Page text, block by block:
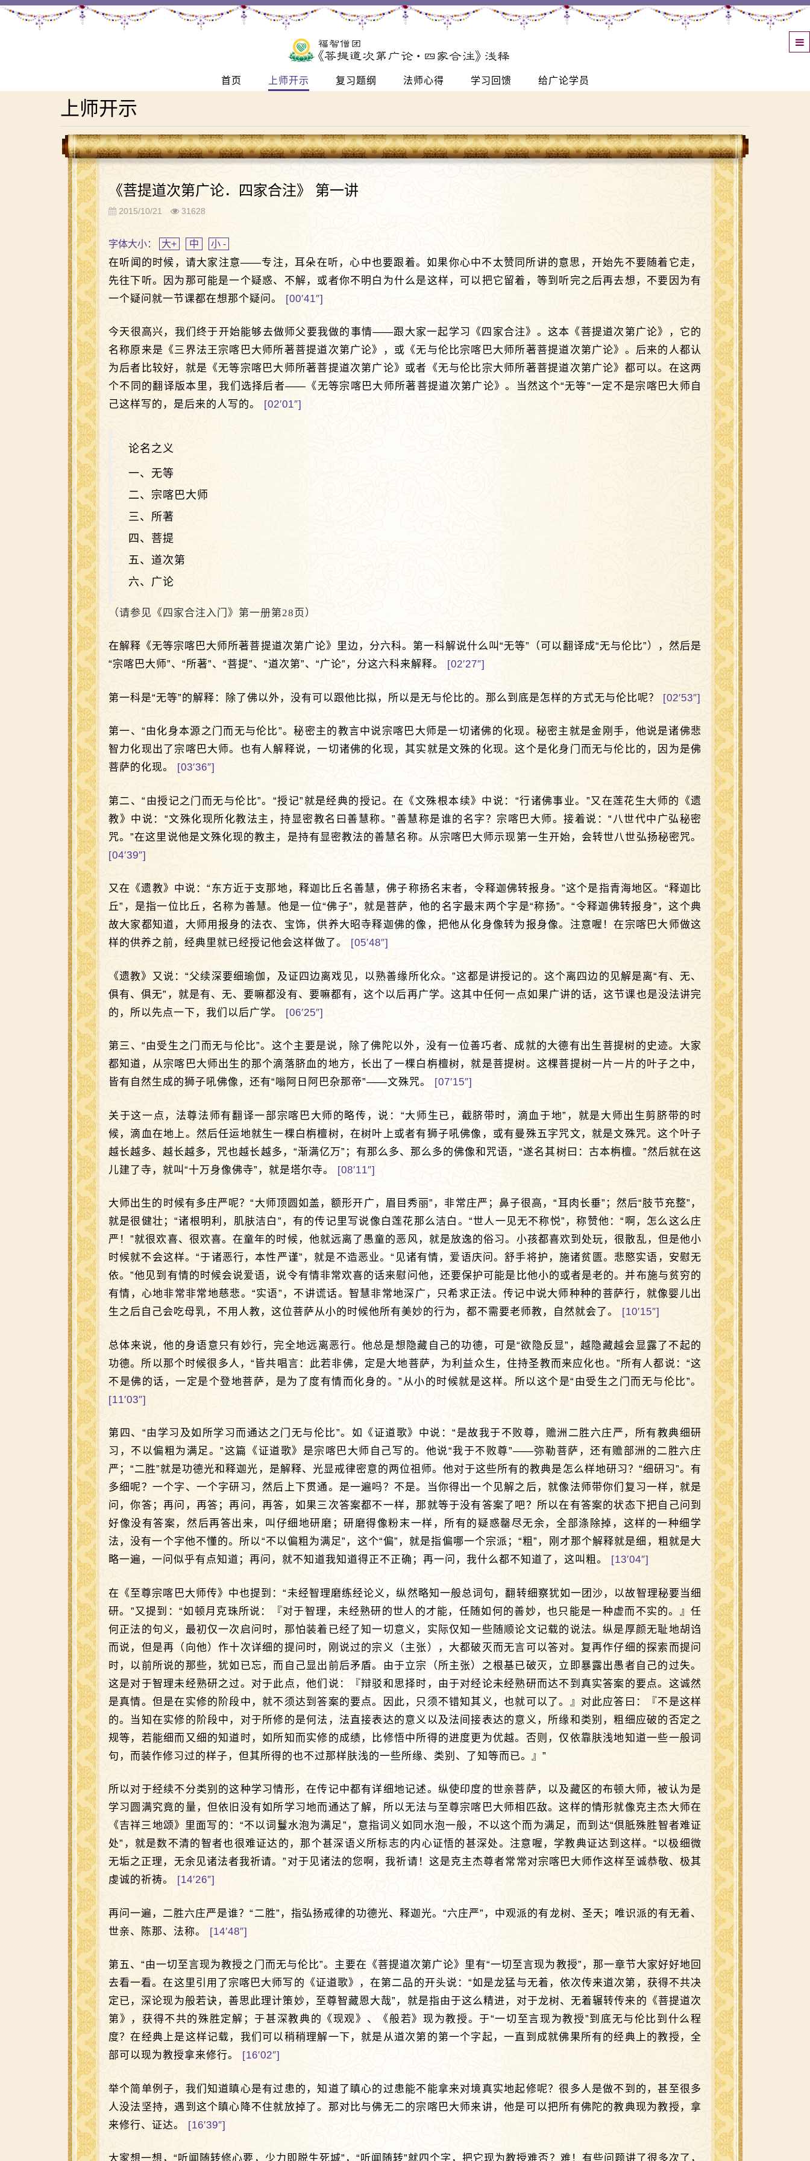
首页 上师开示 复习题纲 法师心得 学习回馈 给广论学员
上师开示
《菩提道次第广论．四家合注》 第一讲
2015/10/21 31628
字体大小： 大+ 中 小 -
在听闻的时候，请大家注意——专注，耳朵在听，心中也要跟着。如果你心中不太赞同所讲的意思，开始先不要随着它走，
先往下听。因为那可能是一个疑惑、不解，或者你不明白为什么是这样，可以把它留着，等到听完之后再去想，不要因为有
一个疑问就一节课都在想那个疑问。 [00′41″]
今天很高兴，我们终于开始能够去做师父要我做的事情——跟大家一起学习《四家合注》。这本《菩提道次第广论》，它的
名称原来是《三界法王宗喀巴大师所著菩提道次第广论》，或《无与伦比宗喀巴大师所著菩提道次第广论》。后来的人都认
为后者比较好，就是《无等宗喀巴大师所著菩提道次第广论》或者《无与伦比宗大师所著菩提道次第广论》都可以。在这两
个不同的翻译版本里，我们选择后者—— 《无等宗喀巴大师所著菩提道次第广论》。当然这个“无等”一定不是宗喀巴大师自
己这样写的，是后来的人写的。
[02′01″]
论名之义
一、无等
二、宗喀巴大师
三、所著
四、菩提
五、道次第
六、广论
（请参见《四家合注入门》第一册第28页）
在解释《无等宗喀巴大师所著菩提道次第广论》里边，分六科。第一科解说什么叫“无等”（可以翻译成“无与伦比”），然后是
“宗喀巴大师”、“所著”、“菩提”、“道次第”、“广论”，分这六科来解释。
[02′27″]
第一科是“无等”的解释：除了佛以外，没有可以跟他比拟，所以是无与伦比的。那么到底是怎样的方式无与伦比呢？ [02′53″]
第一、“由化身本源之门而无与伦比”。秘密主的教言中说宗喀巴大师是一切诸佛的化现。秘密主就是金刚手，他说是诸佛悲
智力化现出了宗喀巴大师。也有人解释说，一切诸佛的化现，其实就是文殊的化现。这个是化身门而无与伦比的，因为是佛
菩萨的化现。
[03′36″]
第二、“由授记之门而无与伦比”。“授记”就是经典的授记。在《文殊根本续》中说：“行诸佛事业。”又在莲花生大师的《遗
教》中说：“文殊化现所化教法主，持显密教名曰善慧称。”善慧称是谁的名字？宗喀巴大师。接着说：“八世代中广弘秘密
咒。”在这里说他是文殊化现的教主，是持有显密教法的善慧名称。从宗喀巴大师示现第一生开始，会转世八世弘扬秘密咒。
[04′39″]
又在《遗教》中说：“东方近于支那地，释迦比丘名善慧，佛子称扬名末者，令释迦佛转报身。”这个是指青海地区。“释迦比
丘”，是指一位比丘，名称为善慧。他是一位“佛子”，就是菩萨，他的名字最末两个字是“称扬”。“令释迦佛转报身”，这个典
故大家都知道，大师用报身的法衣、宝饰，供养大昭寺释迦佛的像，把他从化身像转为报身像。注意喔！在宗喀巴大师做这
样的供养之前，经典里就已经授记他会这样做了。
[05′48″]
《遗教》又说：“父续深要细瑜伽，及证四边离戏见，以熟善缘所化众。”这都是讲授记的。这个离四边的见解是离“有、无、
俱有、俱无”，就是有、无、要嘛都没有、要嘛都有，这个以后再广学。这其中任何一点如果广讲的话，这节课也是没法讲完
的，所以先点一下，我们以后广学。 [06′25″]
第三、“由受生之门而无与伦比”。这个主要是说，除了佛陀以外，没有一位善巧者、成就的大德有出生菩提树的史迹。大家
都知道，从宗喀巴大师出生的那个滴落脐血的地方，长出了一棵白栴檀树，就是菩提树。这棵菩提树一片一片的叶子之中，
皆有自然生成的狮子吼佛像，还有“嗡阿日阿巴杂那帝”——文殊咒。 [07′15″]
关于这一点，法尊法师有翻译一部宗喀巴大师的略传，说：“大师生已，截脐带时，滴血于地”，就是大师出生剪脐带的时
候，滴血在地上。然后任运地就生一棵白栴檀树，在树叶上或者有狮子吼佛像，或有曼殊五字咒文，就是文殊咒。这个叶子
越长越多、越长越多，咒也越长越多，“渐满亿万”；有那么多、那么多的佛像和咒语，“遂名其树曰：古本栴檀。”然后就在这
儿建了寺，就叫“十万身像佛寺”，就是塔尔寺。 [08′11″]
大师出生的时候有多庄严呢？“大师顶圆如盖，额形开广，眉目秀丽”，非常庄严；鼻子很高，“耳肉长垂”；然后“肢节充整”，
就是很健壮；“诸根明利，肌肤洁白”，有的传记里写说像白莲花那么洁白。“世人一见无不称悦”，称赞他：“啊，怎么这么庄
严！”就很欢喜、很欢喜。在童年的时候，他就远离了愚童的恶风，就是放逸的俗习。小孩都喜欢到处玩，很散乱，但是他小
时候就不会这样。“于诸恶行，本性严谨”，就是不造恶业。“见诸有情，爱语庆问。舒手将护，施诸贫匮。悲愍实语，安慰无
依。”他见到有情的时候会说爱语，说令有情非常欢喜的话来慰问他，还要保护可能是比他小的或者是老的。并布施与贫穷的
有情，心地非常非常地慈悲。“实语”，不讲谎话。智慧非常地深广，只希求正法。传记中说大师种种的菩萨行，就像婴儿出
生之后自己会吃母乳，不用人教，这位菩萨从小的时候他所有美妙的行为，都不需要老师教，自然就会了。
[10′15″]
总体来说，他的身语意只有妙行，完全地远离恶行。他总是想隐藏自己的功德，可是“欲隐反显”，越隐藏越会显露了不起的
功德。所以那个时候很多人，“皆共唱言：此若非佛，定是大地菩萨，为利益众生，住持圣教而来应化也。”所有人都说：“这
不是佛的话，一定是个登地菩萨，是为了度有情而化身的。”从小的时候就是这样。所以这个是“由受生之门而无与伦比”。
[11′03″]
第四、“由学习及如所学习而通达之门无与伦比”。如《证道歌》中说：“是故我于不败尊，赡洲二胜六庄严，所有教典细研
习，不以偏粗为满足。”这篇《证道歌》是宗喀巴大师自己写的。他说“我于不败尊”——弥勒菩萨，还有赡部洲的二胜六庄
严；“二胜”就是功德光和释迦光，是解释、光显戒律密意的两位祖师。他对于这些所有的教典是怎么样地研习？“细研习”。有
多细呢？一个字、一个字研习，然后上下贯通。是一遍吗？不是。当你得出一个见解之后，就像法师带你们复习一样，就是
问，你答；再问，再答；再问，再答，如果三次答案都不一样，那就等于没有答案了吧？所以在有答案的状态下把自己问到
好像没有答案，然后再答出来，叫仔细地研磨；研磨得像粉末一样，所有的疑惑罄尽无余，全部涤除掉，这样的一种细学
法，没有一个字他不懂的。所以“不以偏粗为满足”，这个“偏”，就是指偏哪一个宗派；“粗”，刚才那个解释就是细，粗就是大
略一遍，一问似乎有点知道；再问，就不知道我知道得正不正确；再一问，我什么都不知道了，这叫粗。
[13′04″]
在《至尊宗喀巴大师传》中也提到：“未经智理磨练经论义，纵然略知一般总词句，翻转细察犹如一团沙，以故智理秘要当细
研。”又提到：“如顿月克珠所说：『对于智理，未经熟研的世人的才能，任随如何的善妙，也只能是一种虚而不实的。』任
何正法的句义，最初仅一次启问时，那怕装着已经了知一切意义，实际仅知一些随顺论文记载的说法。纵是厚颜无耻地胡诌
而说，但是再（向他）作十次详细的提问时，刚说过的宗义（主张），大都破灭而无言可以答对。复再作仔细的探索而提问
时，以前所说的那些，犹如已忘，而自己显出前后矛盾。由于立宗（所主张）之根基已破灭，立即暴露出愚者自己的过失。
这是对于智理未经熟研之过。对于此点，他们说：『辩驳和思择时，由于对经论未经熟研而达不到真实答案的要点。这诚然
是真情。但是在实修的阶段中，就不须达到答案的要点。因此，只须不错知其义，也就可以了。』对此应答曰：『不是这样
的。当知在实修的阶段中，对于所修的是何法，法直接表达的意义以及法间接表达的意义，所缘和类别，粗细应破的否定之
规等，若能细而又细的知道时，如所知而实修的成绩，比修悟中所得的进度更为优越。否则，仅依靠肤浅地知道一些一般词
句，而装作修习过的样子，但其所得的也不过那样肤浅的一些所缘、类别、了知等而已。』”
所以对于经续不分类别的这种学习情形，在传记中都有详细地记述。纵使印度的世亲菩萨，以及藏区的布顿大师，被认为是
学习圆满究竟的量，但依旧没有如所学习地而通达了解，所以无法与至尊宗喀巴大师相匹敌。这样的情形就像克主杰大师在
《吉祥三地颂》里面写的：“不以词鬘水泡为满足”，意指词义如同水泡一般，不以这个而为满足，而到达“倶胝殊胜智者难证
处”，就是数不清的智者也很难证达的，那个甚深语义所标志的内心证悟的甚深处。注意喔，学教典证达到这样。“以极细微
无垢之正理，无余见诸法者我祈请。”对于见诸法的您啊，我祈请！这是克主杰尊者常常对宗喀巴大师作这样至诚恭敬、极其
虔诚的祈祷。
[14′26″]
再问一遍，二胜六庄严是谁？“二胜”，指弘扬戒律的功德光、释迦光。“六庄严”，中观派的有龙树、圣天；唯识派的有无着、
世亲、陈那、法称。 [14′48″]
第五、“由一切至言现为教授之门而无与伦比”。主要在《菩提道次第广论》里有“一切至言现为教授”，那一章节大家好好地回
去看一看。在这里引用了宗喀巴大师写的《证道歌》，在第二品的开头说：“如是龙猛与无着，依次传来道次第，获得不共决
定已，深论现为般若诀，善思此理计策妙，至尊智藏恩大哉”，就是指由于这么精进，对于龙树、无着辗转传来的《菩提道次
第》，获得不共的殊胜定解；于甚深教典的《现观》、《般若》现为教授。于“一切至言现为教授”到底无与伦比到什么程
度？在经典上是这样记载，我们可以稍稍理解一下，就是从道次第的第一个字起，一直到成就佛果所有的经典上的教授，全
部可以现为教授拿来修行。
[16′02″]
举个简单例子，我们知道瞋心是有过患的，知道了瞋心的过患能不能拿来对境真实地起修呢？很多人是做不到的，甚至很多
人没法坚持，遇到这个瞋心降不住就放掉了。那对比与佛无二的宗喀巴大师来讲，他是可以把所有佛陀的教典现为教授，拿
来修行、证达。 [16′39″]
大家想一想，“听闻随转修心要，少力即脱生死城”，“听闻随转”就四个字，把它现为教授难否？难！有些问题讲了很多次了，